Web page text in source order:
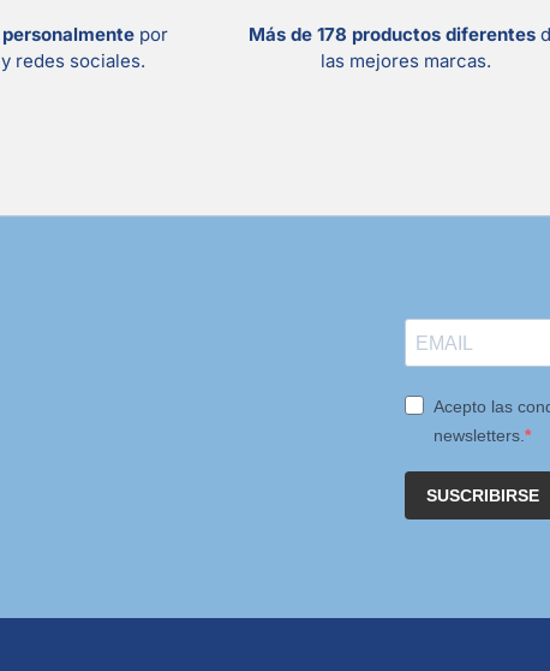
por
redes sociales.
Más de 178 productos diferentes
las mejores marcas.
Acepto las
newsletters.
SUSCRIBIRSE